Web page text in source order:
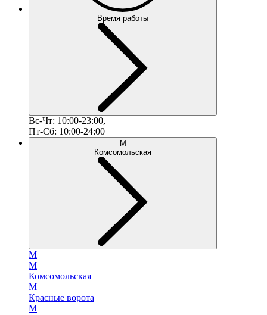
Время работы
Вс-Чт: 10:00-23:00,
Пт-Сб: 10:00-24:00
М
Комсомольская
М
М
Комсомольская
М
Красные ворота
М